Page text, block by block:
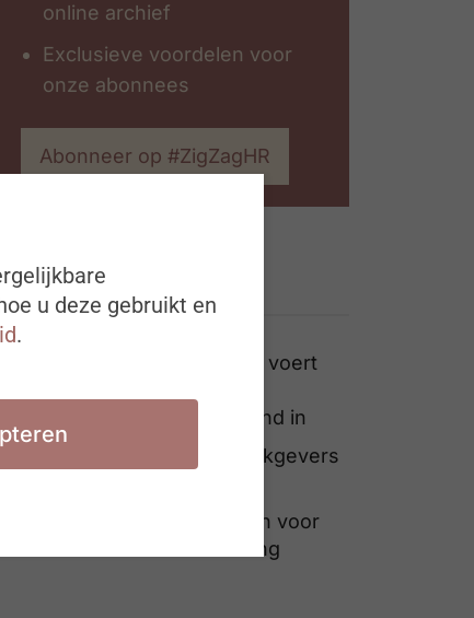
online archief
Exclusieve voordelen voor
onze abonnees
Abonneer op #ZigZagHR
Ook interessant
Koning Boudewijnstichting voert
vergadervrije vrijdagochtend in
Wat verandert er voor werkgevers
De 3 grootste hindernissen voor
internationale tewerkstelling
u deze gebruikt en
.